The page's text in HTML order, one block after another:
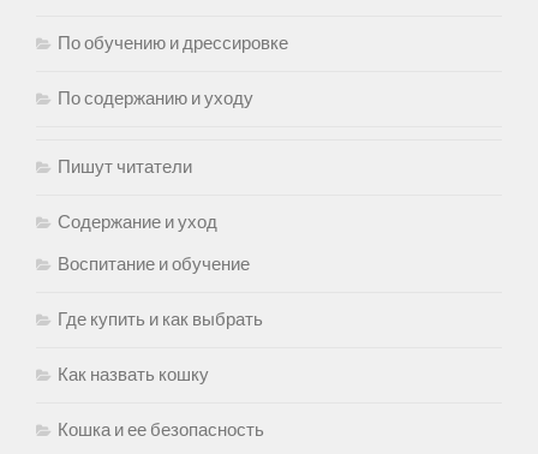
По обучению и дрессировке
По содержанию и уходу
Пишут читатели
Содержание и уход
Воспитание и обучение
Где купить и как выбрать
Как назвать кошку
Кошка и ее безопасность